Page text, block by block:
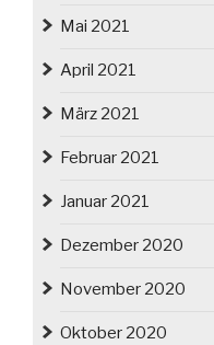
Mai 2021
April 2021
März 2021
Februar 2021
Januar 2021
Dezember 2020
November 2020
Oktober 2020